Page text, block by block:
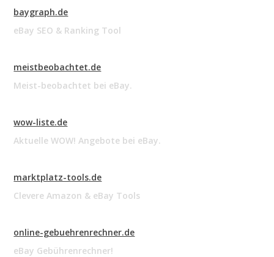
baygraph.de
eBay SEO & Ranking Tool
meistbeobachtet.de
Meist-beobachtet bei eBay.
wow-liste.de
Aktuelle WOW! Angebote bei eBay.
marktplatz-tools.de
Clevere Amazon & eBay Tools
online-gebuehrenrechner.de
eBay Gebührenrechner!